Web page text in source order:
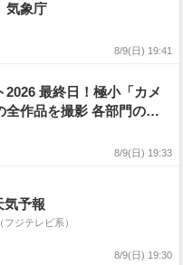
気象庁
8/9(日) 19:41
最終日！極小「カメ
全作品を撮影 各部門の
？【日テレ鉄道部】
8/9(日) 19:33
気予報
ジテレビ系）
8/9(日) 19:30